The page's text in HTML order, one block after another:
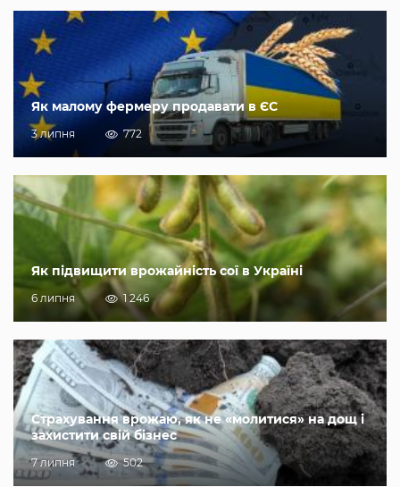
Як малому фермеру продавати в ЄС
3 липня 772
Як підвищити врожайність сої в Україні
6 липня 1 246
Страхування врожаю, як не «молитися» на дощ і
захистити свій бізнес
7 липня 502